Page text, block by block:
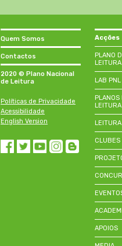
Quem Somos
Contactos
2020 © Plano Nacional
de Leitura
Políticas de Privacidade
Acessibilidade
English Version
Acções
PLANO
LEITURA
LAB PNL
PLANOS
LEITURA
CLUBES
APOIOS